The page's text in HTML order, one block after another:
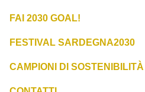
FAI 2030 GOAL!
FESTIVAL SARDEGNA2030
CAMPIONI DI SOSTENIBILITÀ